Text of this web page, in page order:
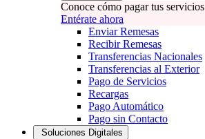
Conoce cómo pagar tus servicios
Entérate ahora
Enviar Remesas
Recibir Remesas
Transferencias Nacionales
Transferencias al Exterior
Pago de Servicios
Recargas
Pago Automático
Pago sin Contacto
Soluciones Digitales